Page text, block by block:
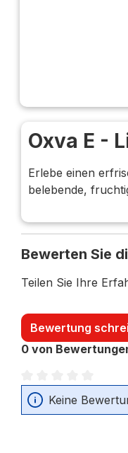
Oxva E -
Erlebe einen
belebende,
Bewerten Sie
Teilen Sie Ihre
Bewertung
0 von
Durchschnittliche
Keine